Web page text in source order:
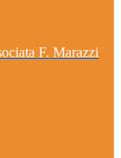
F. Marazzi